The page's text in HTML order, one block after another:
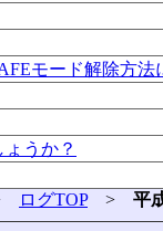
モード解除方法
うか？
ログTOP> 平